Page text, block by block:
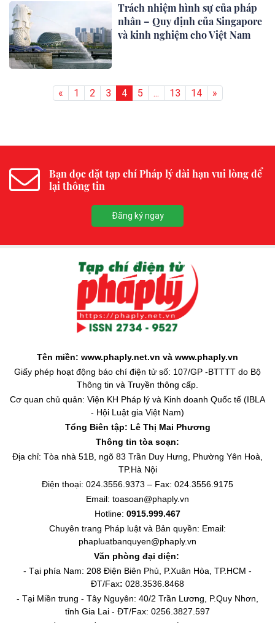
Trách nhiệm hình sự của pháp
nhân – Quy định của Singapore
và kinh nghiệm cho Việt Nam
« 1 2 3 4 5 ... 13 14 »
Bạn đọc đặt tạp chí Pháp lý dài hạn vui lòng để
lại thông tin
Đăng ký ngay
Tên miền: www.phaply.net.vn và www.phaply.vn
Giấy phép hoạt động báo chí điện tử số: 107/GP -BTTTT do Bộ
Thông tin và Truyền thông cấp.
Cơ quan chủ quản: Viện KH Pháp lý và Kinh doanh Quốc tế (IBLA
- Hội Luật gia Việt Nam)
Tổng Biên tập: Lê Thị Mai Phương
Thông tin tòa soạn:
Địa chỉ: Tòa nhà 51B, ngõ 83 Trần Duy Hưng, Phường Yên Hoà,
TP.Hà Nội
Điện thoại: 024.3556.9373 – Fax: 024.3556.9175
Email: toasoan@phaply.vn
Hotline: 0915.999.467
Chuyên trang Pháp luật và Bản quyền: Email:
phapluatbanquyen@phaply.vn
Văn phòng đại diện:
- Tại phía Nam: 208 Điện Biên Phủ, P.Xuân Hòa, TP.HCM -
ĐT/Fax: 028.3536.8468
- Tại Miền trung - Tây Nguyên: 40/2 Trần Lương, P.Quy Nhơn,
tỉnh Gia Lai - ĐT/Fax: 0256.3827.597